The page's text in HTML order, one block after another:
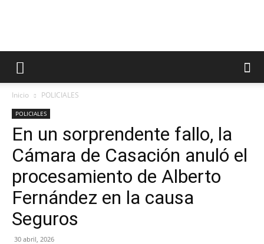
Inicio POLICIALES
POLICIALES
En un sorprendente fallo, la
Cámara de Casación anuló el
procesamiento de Alberto
Fernández en la causa
Seguros
30 abril, 2026